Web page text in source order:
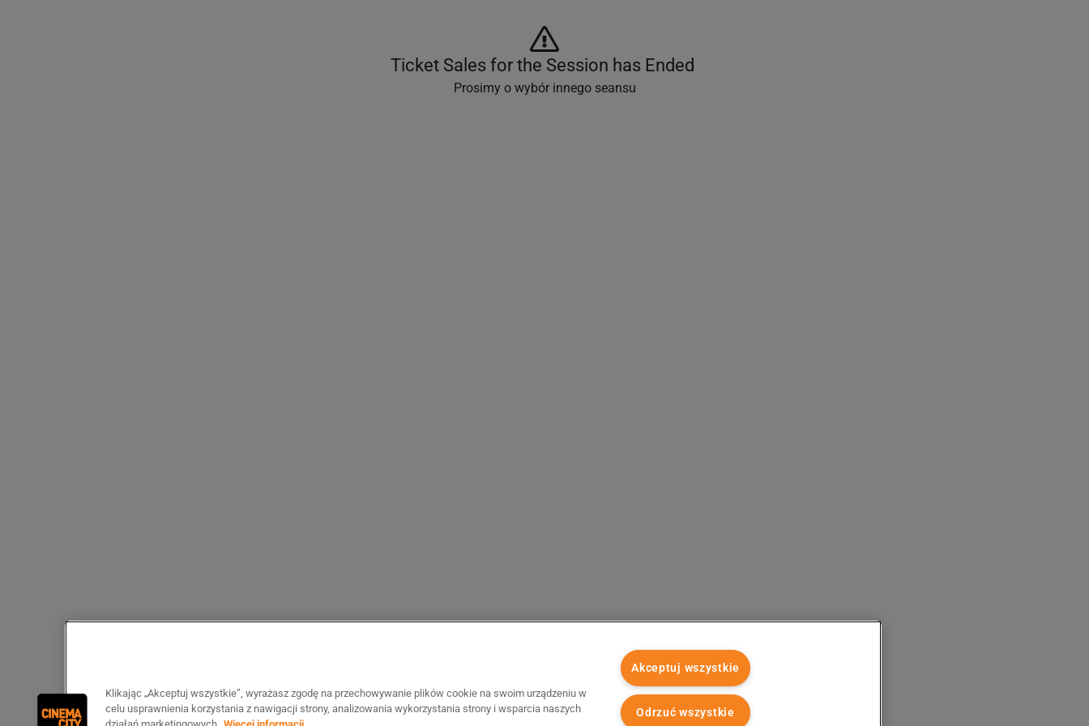
Ticket Sales for the Session has Ended
Prosimy o wybór innego seansu
Klikając „Akceptuj wszystkie”, wyrażasz zgodę na przechowywanie plików cookie na swoim urządzeniu w
celu usprawnienia korzystania z nawigacji strony, analizowania wykorzystania strony i wsparcia naszych
Akceptuj wszystkie
Odrzuć wszystkie